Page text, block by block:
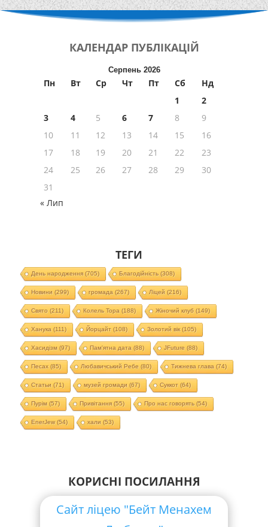
КАЛЕНДАР ПУБЛІКАЦІЙ
Серпень 2026
Пн Вт Ср Чт Пт Сб
Нд
1
2
3
4 5 6 7 8
9
10
11 12 13 14 15
16
17
18 19 20 21 22
23
24
25 26 27 28 29
30
31
« Лип
ТЕГИ
День народження(705) Благодійність (308)
Новини (299) громада (267) Ліцей (216)
Свято (211) Колель Тора (188) Жіночий клуб (149)
Ханука (111) Йорцайт (108) Золотий вік(105)
Хасидізм (97) Пам'ятна дата (88) JFuture (88)
Песах(85) Любавичський Ребе (80) Тижнева глава (74)
Статьи (71) музей громади (67) Суккот (64)
Пурім (57) Привітання(55) Про нас говорять (54)
EnerJew(54) хали (53)
КОРИСНІ ПОСИЛАННЯ
Сайт ліцею "Бейт Менахем